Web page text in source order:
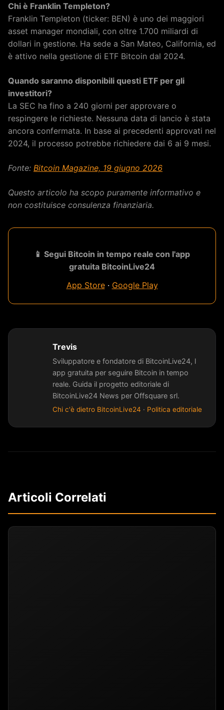
Chi è Franklin Templeton?
Franklin Templeton (ticker: BEN) è uno dei maggiori
asset manager mondiali, con oltre 1.700 miliardi di
dollari in gestione. Ha sede a San Mateo, California, ed
è attivo nella gestione di ETF Bitcoin dal 2024.
Quando saranno disponibili questi ETF per gli
investitori?
La SEC ha fino a 240 giorni per approvare o
respingere le richieste. Nessuna data di lancio è stata
ancora confermata. In base ai precedenti approvati nel
2024, il processo potrebbe richiedere dai 6 ai 9 mesi.
Fonte: Bitcoin Magazine, 19 giugno 2026
Questo articolo ha scopo puramente informativo e
non costituisce consulenza finanziaria.
📱 Segui Bitcoin in tempo reale con l'app
gratuita BitcoinLive24
App Store· Google Play
Trevis
Sviluppatore e fondatore di BitcoinLive24, l
app gratuita per seguire Bitcoin in tempo
reale. Guida il progetto editoriale di
BitcoinLive24 News per Offsquare srl.
Chi c'è dietro BitcoinLive24 · Politica editoriale
Articoli Correlati